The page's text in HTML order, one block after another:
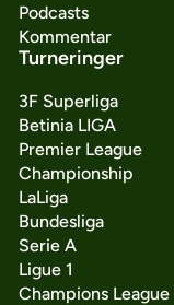
Podcasts
Kommentar
Turneringer
3F Superliga
Betinia LIGA
Premier League
Championship
LaLiga
Bundesliga
Serie A
Ligue 1
Champions League